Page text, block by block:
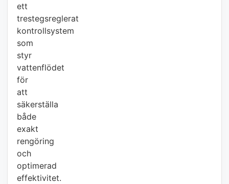
ett
trestegsreglerat
kontrollsystem
som
styr
vattenflödet
för
att
säkerställa
både
exakt
rengöring
och
optimerad
effektivitet.